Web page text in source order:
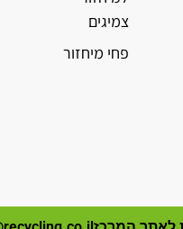
צמיגים
פחי מיחזור